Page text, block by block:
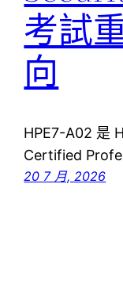
考試
向
HPE7-A02 是
Certified
20 7 月, 2026